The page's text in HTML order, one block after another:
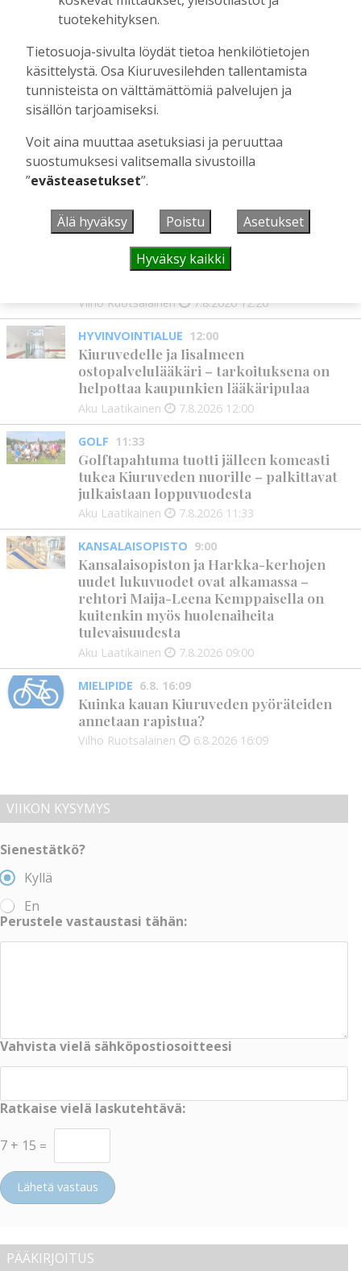
Tilaajille
Toimitus
Fehmin juttusilla on käynyt tänä vuonna
jo noin 50 tammaa – miksi hyvää
siitosoria ei kuitenkaan hyväksytty
kantakirjaan?
Tilaajille
08:00
UUSIMMAT
12:26
Vilho Ruotsalainen 7.8.2026 12:26
HYVINVOINTIALUE 12:00
Kiuruvedelle ja Iisalmeen
ostopalvelulääkäri – tarkoituksena on
helpottaa kaupunkien lääkäripulaa
Aku Laatikainen 7.8.2026 12:00
GOLF 11:33
Golftapahtuma tuotti jälleen komeasti
tukea Kiuruveden nuorille – palkittavat
julkaistaan loppuvuodesta
Aku Laatikainen 7.8.2026 11:33
KANSALAISOPISTO 9:00
Kansalaisopiston ja Harkka-kerhojen
uudet lukuvuodet ovat alkamassa –
rehtori Maija-Leena Kemppaisella on
kuitenkin myös huolenaiheita
tulevaisuudesta
Aku Laatikainen 7.8.2026 09:00
MIELIPIDE 6.8. 16:09
Kuinka kauan Kiuruveden pyöräteiden
annetaan rapistua?
Vilho Ruotsalainen 6.8.2026 16:09
VIIKON KYSYMYS
Sienestätkö?
Kyllä
En
Perustele vastaustasi tähän:
Vahvista vielä sähköpostiosoitteesi
Ratkaise vielä laskutehtävä:
7 + 15 =
Lähetä vastaus
PÄÄKIRJOITUS
tuotekehityksen.
Tietosuoja-sivulta löydät tietoa henkilötietojen
käsittelystä. Osa Kiuruvesilehden tallentamista
tunnisteista on välttämättömiä palvelujen ja
sisällön tarjoamiseksi.
Voit aina muuttaa asetuksiasi ja peruuttaa
suostumuksesi valitsemalla sivustoilla
”evästeasetukset”.
Älä hyväksy Poistu Asetukset
Hyväksy kaikki